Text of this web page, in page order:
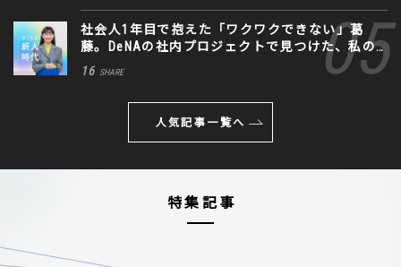
社会人1年目で抱えた「ワクワクできない」葛
藤。DeNAの社内プロジェクトで見つけた、私の
生きる道
16 SHARE
人気記事一覧へ
特集記事